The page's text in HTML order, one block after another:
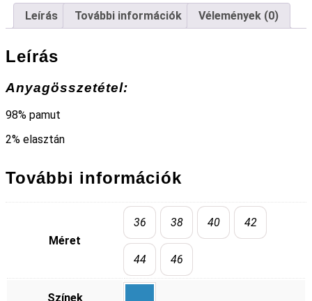
Leírás További információk Vélemények (0)
Leírás
Anyagösszetétel:
98% pamut
2% elasztán
További információk
Méret
36 38 40 42
44 46
Színek